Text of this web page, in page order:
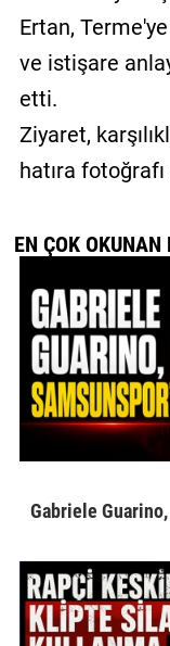
Ertan,
ve istişare
etti.
Ziyaret,
hatıra
EN ÇOK OKUNAN
Gabriele